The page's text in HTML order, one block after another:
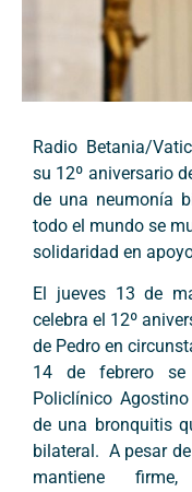
Radio Betania/
su 12º aniversario
de una neumonía
todo el mundo se
solidaridad en
El jueves 13 de
celebra el 12º
de Pedro en
14 de febrero se
Policlínico
de una bronquitis
bilateral. A pesar
mantiene